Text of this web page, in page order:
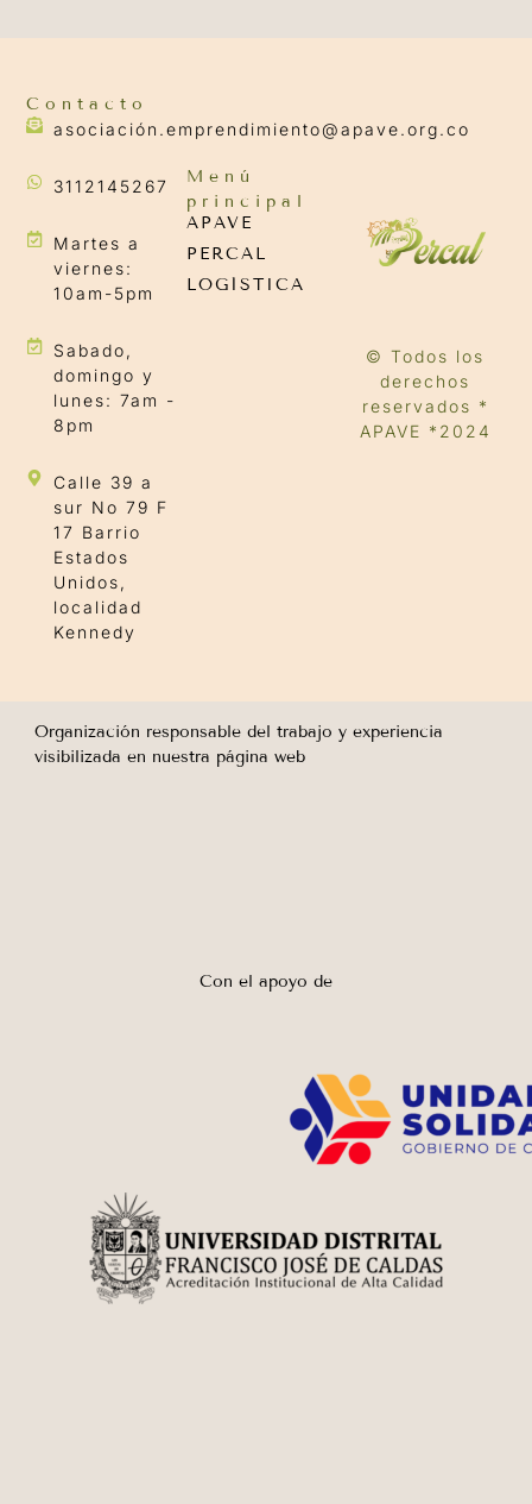
© Todos los
derechos
reservados *
APAVE *2024
Menú
principal
APAVE
PERCAL
LOGÍSTICA
Contacto
asociación.emprendimiento@apave.org.co
3112145267
Martes a
viernes:
10am-5pm
Sabado,
domingo y
lunes: 7am -
8pm
Calle 39 a
sur No 79 F
17 Barrio
Estados
Unidos,
localidad
Kennedy
Organización responsable del trabajo y experiencia
visibilizada en nuestra página web
Con el apoyo de